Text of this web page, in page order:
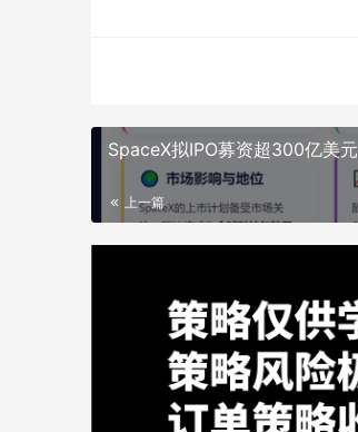
SpaceX拟IPO募资超300亿美元
上一篇